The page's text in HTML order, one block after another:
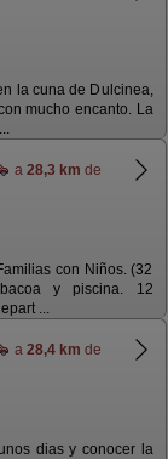
la cuna de Dulcinea,
mucho encanto. La
a 28,3 km de
con Niños. (32
y piscina. 12
...
a 28,4 km de
dias y conocer la